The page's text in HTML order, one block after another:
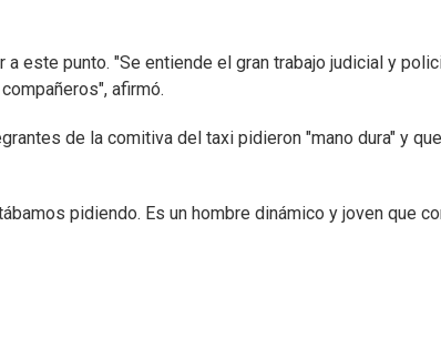
a este punto. "Se entiende el gran trabajo judicial y
afirmó.
de la comitiva del taxi pidieron "mano dura" y
pidiendo. Es un hombre dinámico y joven que